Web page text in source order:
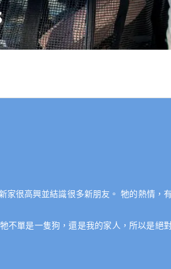
家很高興並結識很多新朋友。 牠的熱情，
不單是一隻狗，還是我的家人，所以是絕